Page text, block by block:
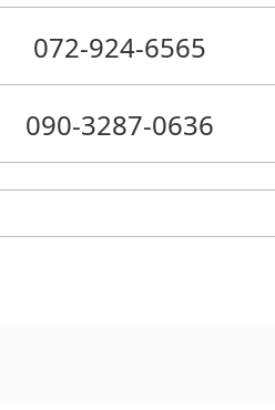
072-924-6565
090-3287-0636